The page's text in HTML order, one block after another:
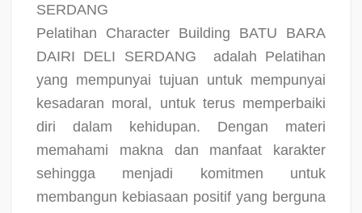
SERDANG
Pelatihan Character Building BATU BARA
DAIRI DELI SERDANG
adalah Pelatihan
yang mempunyai tujuan untuk mempunyai
kesadaran moral, untuk terus memperbaiki
diri dalam kehidupan. Dengan materi
memahami makna dan manfaat karakter
sehingga menjadi komitmen untuk
membangun kebiasaan positif yang berguna